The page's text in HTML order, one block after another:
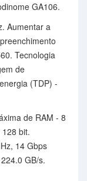
GA106.
Aumentar a
Tecnologia
de
(TDP) -
de RAM - 8
bit.
14 Gbps
GB/s.